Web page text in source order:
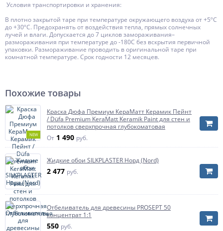
Условия транспортировки и хранения:
В плотно закрытой таре при температуре окружающего воздуха от +5ºС
до +30ºС. Предохранять от воздействия тепла, прямых солнечных
лучей и влаги. Допускается до 7 циклов замораживания–
размораживания при температуре до -180С без вскрытия первичной
упаковки. Размораживание проводить в оригинальной таре при
комнатной температуре. Срок годности 12 месяцев.
Похожие товары
NEW
Краска Дюфа Премиум КераМатт Керамик Пейнт
/ Düfa Premium KeraMatt Keramik Paint для стен и
потолков сверхпрочная глубокоматовая
От 1 490 руб.
Жидкие обои SILKPLASTER Норд (Nord)
2 477 руб.
Отбеливатель для древесины PROSEPT 50
концентрат 1:1
550 руб.